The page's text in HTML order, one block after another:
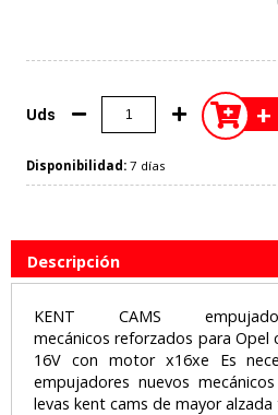
Uds +
Disponibilidad: 7 días
Descripción
KENT CAMS
mecánicos reforzados para Opel
16V con motor x16xe Es
empujadores nuevos
levas kent cams de mayor